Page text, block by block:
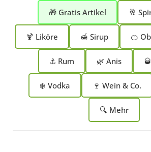
🎁 Gratis Artikel 🥂
🍹 Liköre 🍯 Sirup 🍊
⚓ Rum 🌿 Anis
❄️ Vodka 🍷 Wein & Co.
🔍 Mehr